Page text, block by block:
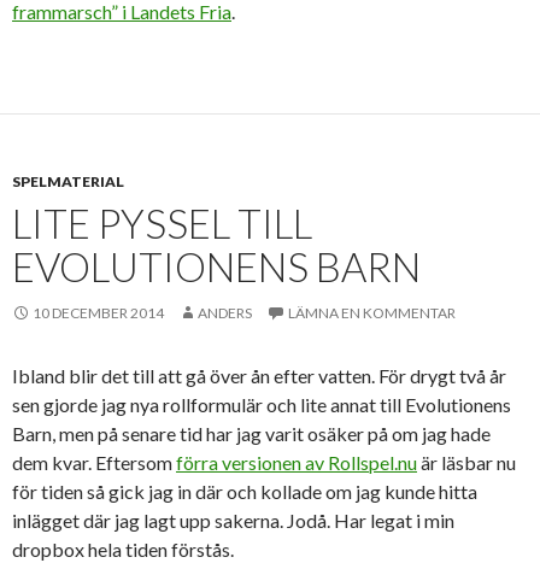
frammarsch” i Landets Fria.
SPELMATERIAL
LITE PYSSEL TILL
EVOLUTIONENS BARN
10 DECEMBER 2014 ANDERS LÄMNA EN KOMMENTAR
Ibland blir det till att gå över ån efter vatten. För drygt två år
sen gjorde jag nya rollformulär och lite annat till Evolutionens
Barn, men på senare tid har jag varit osäker på om jag hade
dem kvar. Eftersomförra versionen av Rollspel.nuär läsbar nu
för tiden så gick jag in där och kollade om jag kunde hitta
inlägget där jag lagt upp sakerna. Jodå. Har legat i min
dropbox hela tiden förstås.